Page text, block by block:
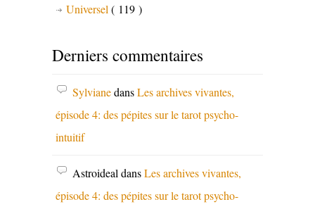
Universel ( 119 )
Derniers commentaires
SylvianedansLes archives vivantes,
épisode 4: des pépites sur le tarot psycho-
intuitif
Astroideal dansLes archives vivantes,
épisode 4: des pépites sur le tarot psycho-